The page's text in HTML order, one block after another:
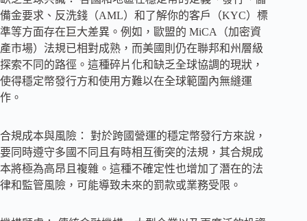
備金要求、反洗錢（AML）和了解你的客戶（KYC）標
準等方面存在巨大差異。例如，歐盟的 MiCA（加密資
產市場）法規已相對成熟，而美國則仍在聯邦和州層級
探索不同的路徑。這種碎片化和缺乏全球協調的現狀，
使得穩定幣發行方和使用方難以在全球範圍內無縫運
作。
合規成本與風險： 對於跨國營運的穩定幣發行方來說，
要同時遵守多國不同且有時相互衝突的法規，其合規成
本將極為高昂且複雜。這種不確定性也增加了潛在的法
律和監管風險，可能導致未來的罰款或業務受限。